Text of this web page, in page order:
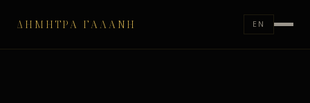
ΔΉΜΗΤΡΑ ΓΑΛΆΝΗ EN